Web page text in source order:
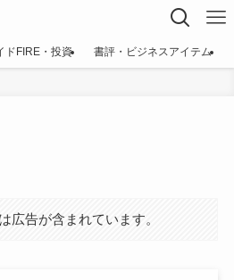
ドFIRE・投資 書評・ビジネスアイテム
広告が含まれています。